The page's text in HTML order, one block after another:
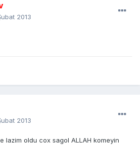
2013
2013
lazim oldu cox sagol ALLAH komeyin